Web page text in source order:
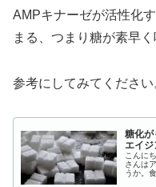
AMPキナーゼが活性化
まる、つまり糖が素早
参考にしてみてください
糖化が
エイ
こんに
さんは
うか。